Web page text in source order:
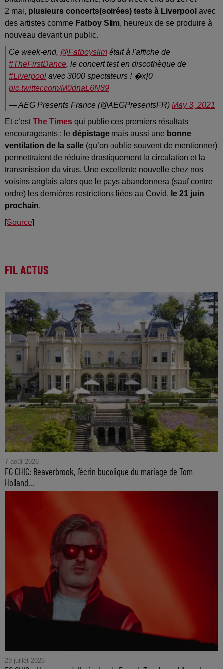
2 mai, plusieurs concerts(soirées) tests à Liverpool avec
des artistes comme Fatboy Slim, heureux de se produire à
nouveau devant un public.
Ce week-end, @Fatboyslim était à l'affiche de
#TheFirstDance, le concert test en discothèque de
#Liverpool avec 3000 spectateurs ! �x}0
pic.twitter.com/M0dnaL6N89
— AEG Presents France (@AEGPresentsFR) May 3, 2021
Et c’estThe Times qui publie ces premiers résultats
encourageants : le dépistage mais aussi une bonne
ventilation de la salle (qu’on oublie souvent de mentionner)
permettraient de réduire drastiquement la circulation et la
transmission du virus. Une excellente nouvelle chez nos
voisins anglais alors que le pays abandonnera (sauf contre
ordre) les dernières restrictions liées au Covid, le 21 juin
prochain.
[Source]
FIL ACTUS
7 août 2026
FG CHIC: Beaverbrook, l’écrin bucolique du mariage de Tom
Holland...
29 juillet 2026